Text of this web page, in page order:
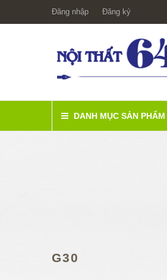
Đăng nhập Đăng ký
DANH MỤC SẢN PHẨM
G30